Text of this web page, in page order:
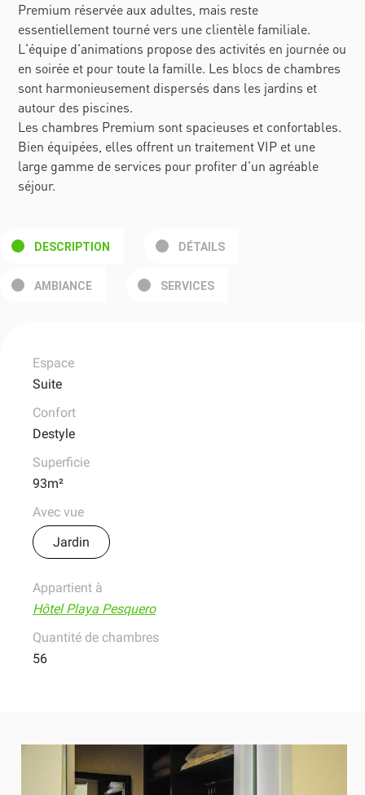
Premium réservée aux adultes, mais reste
essentiellement tourné vers une clientèle familiale.
L'équipe d'animations propose des activités en journée ou
en soirée et pour toute la famille. Les blocs de chambres
sont harmonieusement dispersés dans les jardins et
autour des piscines.
Les chambres Premium sont spacieuses et confortables.
Bien équipées, elles offrent un traitement VIP et une
large gamme de services pour profiter d'un agréable
séjour.
DESCRIPTION DÉTAILS
AMBIANCE SERVICES
Avec vue
Jardin
Appartient à
Hôtel Playa Pesquero
Quantité de chambres
56
Espace
Suite
Confort
Destyle
Superficie
93m²